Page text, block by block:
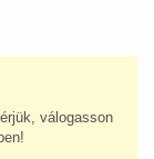
válogasson